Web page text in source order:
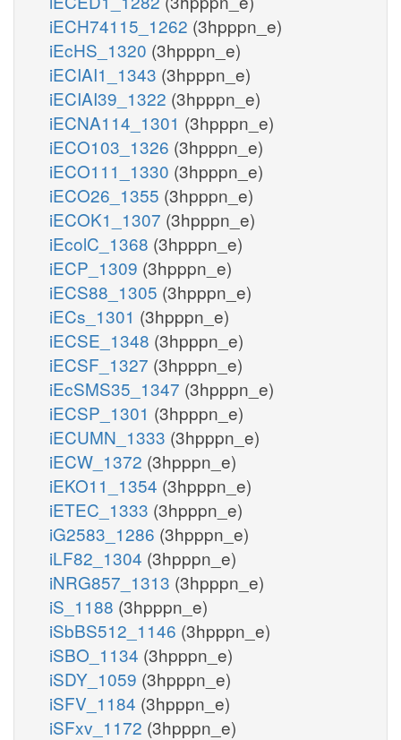
iECH74115_1262 (3hpppn_e)
iEcHS_1320 (3hpppn_e)
iECIAI1_1343 (3hpppn_e)
iECIAI39_1322 (3hpppn_e)
iECNA114_1301 (3hpppn_e)
iECO103_1326 (3hpppn_e)
iECO111_1330 (3hpppn_e)
iECO26_1355 (3hpppn_e)
iECOK1_1307 (3hpppn_e)
iEcolC_1368 (3hpppn_e)
iECP_1309 (3hpppn_e)
iECS88_1305 (3hpppn_e)
iECs_1301 (3hpppn_e)
iECSE_1348 (3hpppn_e)
iECSF_1327 (3hpppn_e)
iEcSMS35_1347 (3hpppn_e)
iECSP_1301 (3hpppn_e)
iECUMN_1333 (3hpppn_e)
iECW_1372 (3hpppn_e)
iEKO11_1354 (3hpppn_e)
iETEC_1333 (3hpppn_e)
iG2583_1286 (3hpppn_e)
iLF82_1304 (3hpppn_e)
iNRG857_1313 (3hpppn_e)
iS_1188 (3hpppn_e)
iSbBS512_1146 (3hpppn_e)
iSBO_1134 (3hpppn_e)
iSDY_1059 (3hpppn_e)
iSFV_1184 (3hpppn_e)
iSFxv_1172 (3hpppn_e)